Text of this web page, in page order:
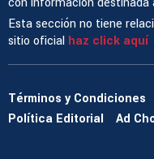
Esta sección no tiene
sitio oficial haz click aquí
Términos y Condiciones
Política Editorial
Ad